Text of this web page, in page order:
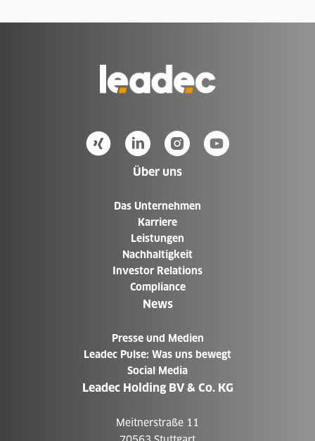
Homepage
Über uns
Das Unternehmen
Karriere
Leistungen
Nachhaltigkeit
Investor Relations
Compliance
News
Presse und Medien
Leadec Pulse: Was uns bewegt
Social Media
Leadec Holding BV & Co. KG
Meitnerstraße 11